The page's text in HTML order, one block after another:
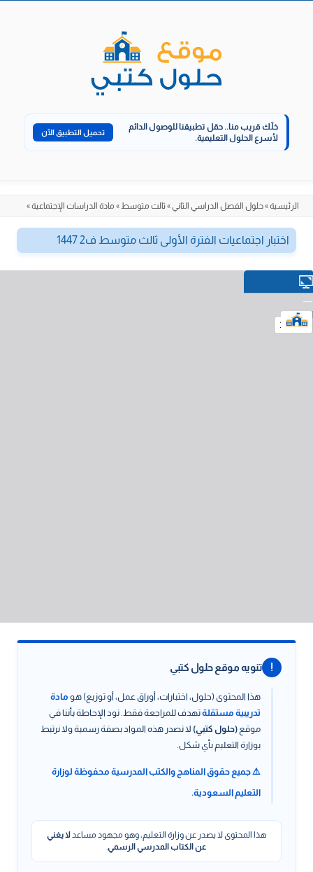
خلّك قريب منا.. حمّل تطبيقنا للوصول الدائم
لأسرع الحلول التعليمية.
تحميل التطبيق الآن
الرئيسية»حلول الفصل الدراسي الثاني» ثالث متوسط» مادة الدراسات الإجتماعية»
اختبار اجتماعيات الفترة الأولى ثالث متوسط ف2 1447
! تنويه موقع حلول كتبي
هذا المحتوى (حلول، اختبارات، أوراق عمل، أو توزيع) هو مادة
تدريبية مستقلةتهدف للمراجعة فقط. نود الإحاطة بأننا في
موقع (حلول كتبي) لا نصدر هذه المواد بصفة رسمية ولا نرتبط
بوزارة التعليم بأي شكل.
⚠️ جميع حقوق المناهج والكتب المدرسية محفوظة لوزارة
التعليم السعودية.
هذا المحتوى لا يصدر عن وزارة التعليم، وهو مجهود مساعدلا يغني
عن الكتاب المدرسي الرسمي.